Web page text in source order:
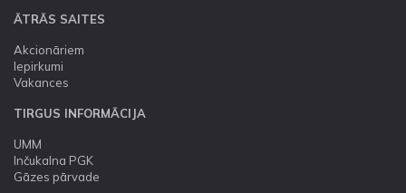
ĀTRĀS SAITES
Akcionāriem
Iepirkumi
Vakances
TIRGUS INFORMĀCIJA
UMM
Inčukalna PGK
Gāzes pārvade